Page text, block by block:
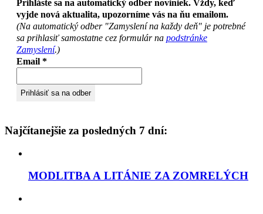
Prihláste sa na automatický odber noviniek. Vždy, keď
vyjde nová aktualita, upozorníme vás na ňu emailom.
(Na automatický odber "Zamyslení na každy deň" je potrebné
sa prihlasiť samostatne cez formulár na podstránke
Zamyslení.)
Email *
Najčítanejšie za posledných 7 dní:
MODLITBA A LITÁNIE ZA ZOMRELÝCH